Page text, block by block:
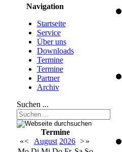
Navigation
Startseite
Service
Über uns
Downloads
Termine
Termine
Partner
Archiv
Suchen ...
Termine
«< August 2026 >»